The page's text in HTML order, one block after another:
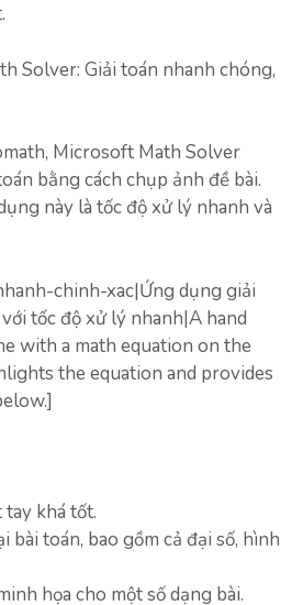
Solver: Giải toán nhanh chóng,
Microsoft Math Solver
bằng cách chụp ảnh đề bài.
này là tốc độ xử lý nhanh và
chinh-xac|Ứng dụng giải
tốc độ xử lý nhanh|A hand
with a math equation on the
the equation and provides
khá tốt.
bài toán, bao gồm cả đại số, hình
họa cho một số dạng bài.